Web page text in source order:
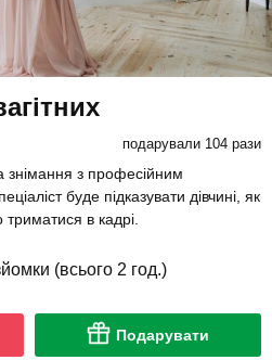
подарували 104 рази
з професійним
буде підказувати дівчині, як
в кадрі.
(всього 2 год.)
Подарувати